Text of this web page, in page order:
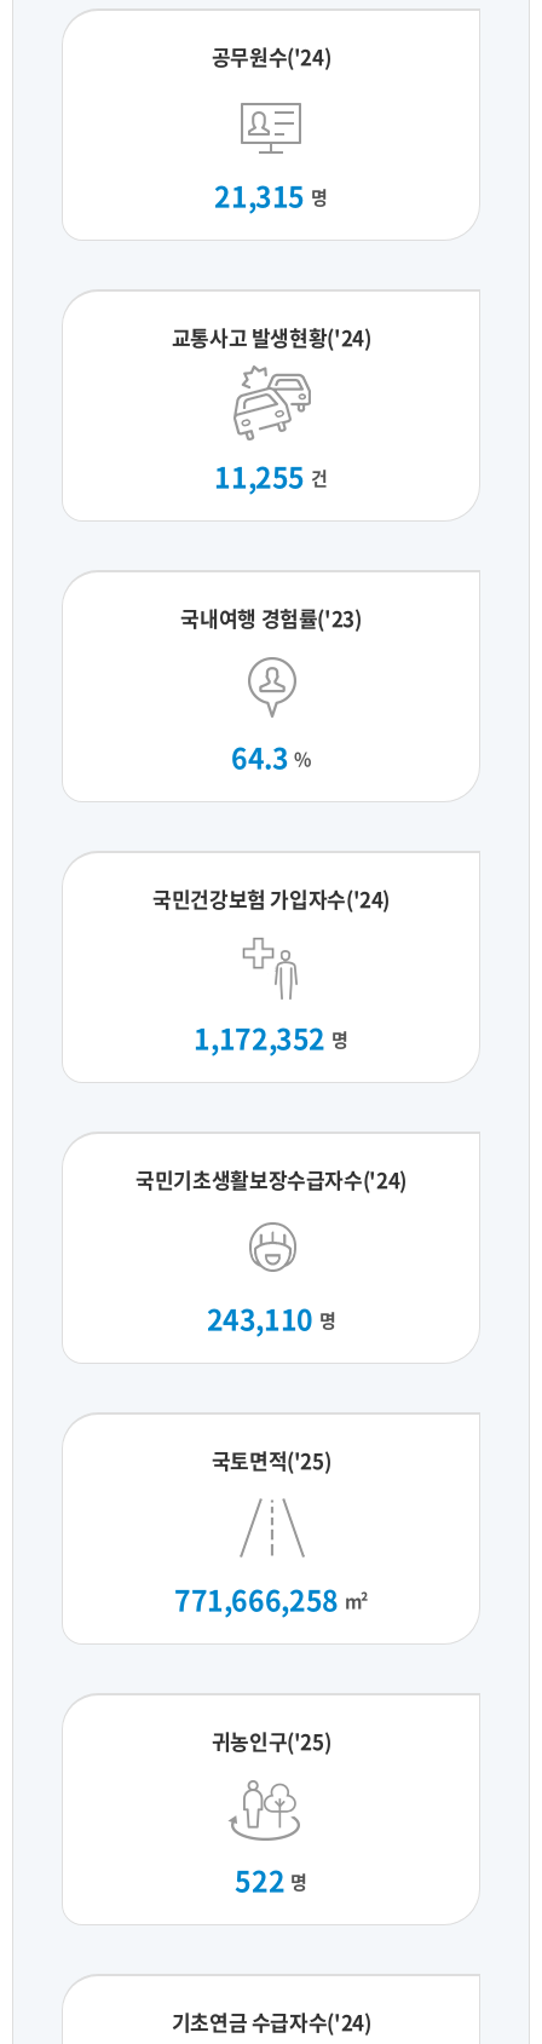
공무원수('24)
21,315 명
교통사고 발생현황('24)
11,255 건
국내여행 경험률('23)
64.3 %
국민건강보험 가입자수('24)
1,172,352 명
국민기초생활보장수급자수('24)
243,110 명
국토면적('25)
771,666,258 m²
귀농인구('25)
522 명
기초연금 수급자수('24)